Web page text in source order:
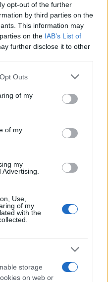
opt-out of the further
by third parties on the
This information may
on the IAB’s List of
further disclose it to other
uses one or more Google
You may click to
and its third-party tags to
purposes in below Google
Outs
of my
of my
my
Use,
of my
with the
storage
on web or
Κανάκη
Γιαπωνέζοι
που δεν κόβει
καταγράφηκε στο...
Κανάκη